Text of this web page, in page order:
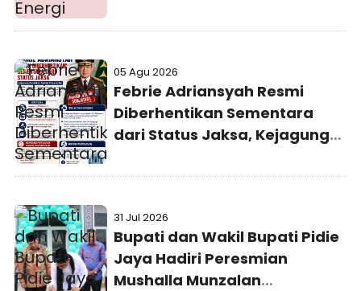
05 Agu 2026
Febrie Adriansyah Resmi
Diberhentikan Sementara
dari Status Jaksa, Kejagung
Praperadilan
31 Jul 2026
Bupati dan Wakil Bupati Pidie
Jaya Hadiri Peresmian
Mushalla Munzalan